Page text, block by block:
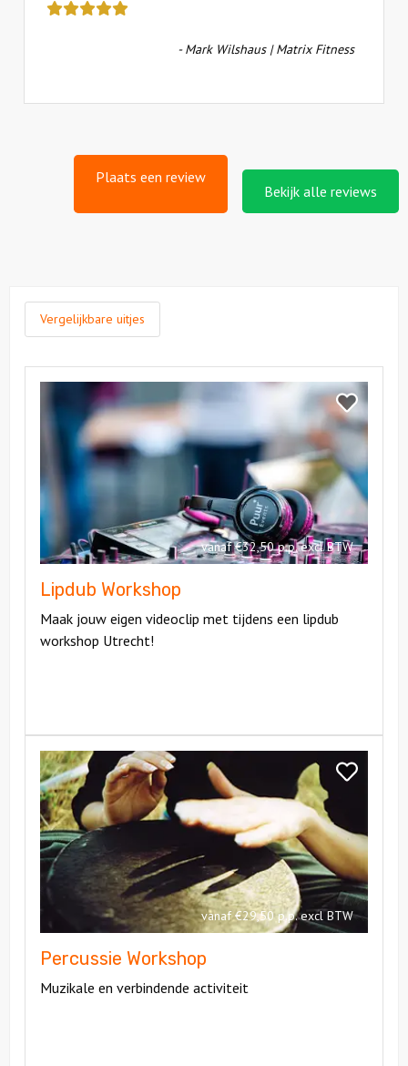
review
een
- Mark Wilshaus | Matrix Fitness
Plaats een review
Bekijk alle reviews
Vergelijkbare uitjes
Bekijk
Lipdub
Workshop
vanaf €32,50 p.p. excl BTW
Lipdub Workshop
Maak jouw eigen videoclip met tijdens een lipdub
workshop Utrecht!
Workshop
Bekijk
vanaf €29,50 p.p. excl BTW
Percussie Workshop
Muzikale en verbindende activiteit
Percussie
Workshop